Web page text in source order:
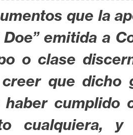
que la
emitida a
o clase
que dicho
cumplido
cualquiera,